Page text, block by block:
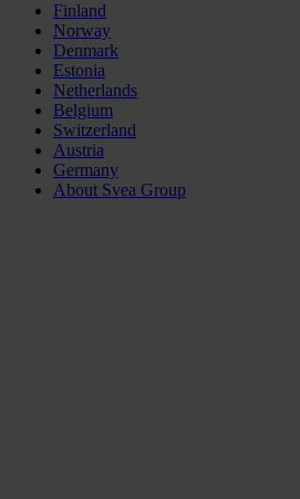
Finland
Norway
Denmark
Estonia
Netherlands
Belgium
Switzerland
Austria
Germany
About Svea Group